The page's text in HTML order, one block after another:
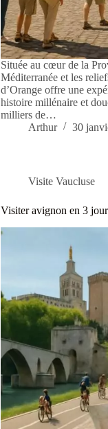
Située au cœur de la
Méditerranée et les
d’Orange offre une
histoire millénaire et
milliers de…
Arthur
30
Visite Vaucluse
Visiter avignon en 3